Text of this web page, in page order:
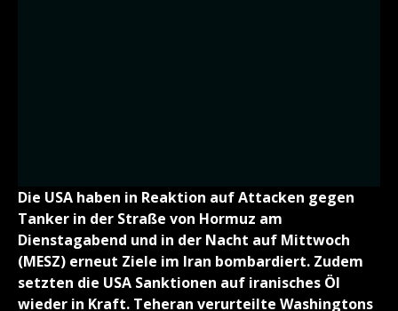
Die USA haben in Reaktion auf Attacken gegen
Tanker in der Straße von Hormuz am
Dienstagabend und in der Nacht auf Mittwoch
(MESZ) erneut Ziele im Iran bombardiert. Zudem
setzten die USA Sanktionen auf iranisches Öl
wieder in Kraft. Teheran verurteilte Washingtons